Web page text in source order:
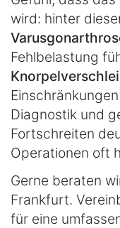
wird: hinter
Fehlbelastung
Diagnostik und
Fortschreiten
Operationen oft
Gerne beraten
Frankfurt.
für eine